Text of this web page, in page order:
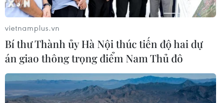
vietnamplus.vn
Bí thư Thành ủy Hà Nội thúc tiến độ hai dự
án giao thông trọng điểm Nam Thủ đô